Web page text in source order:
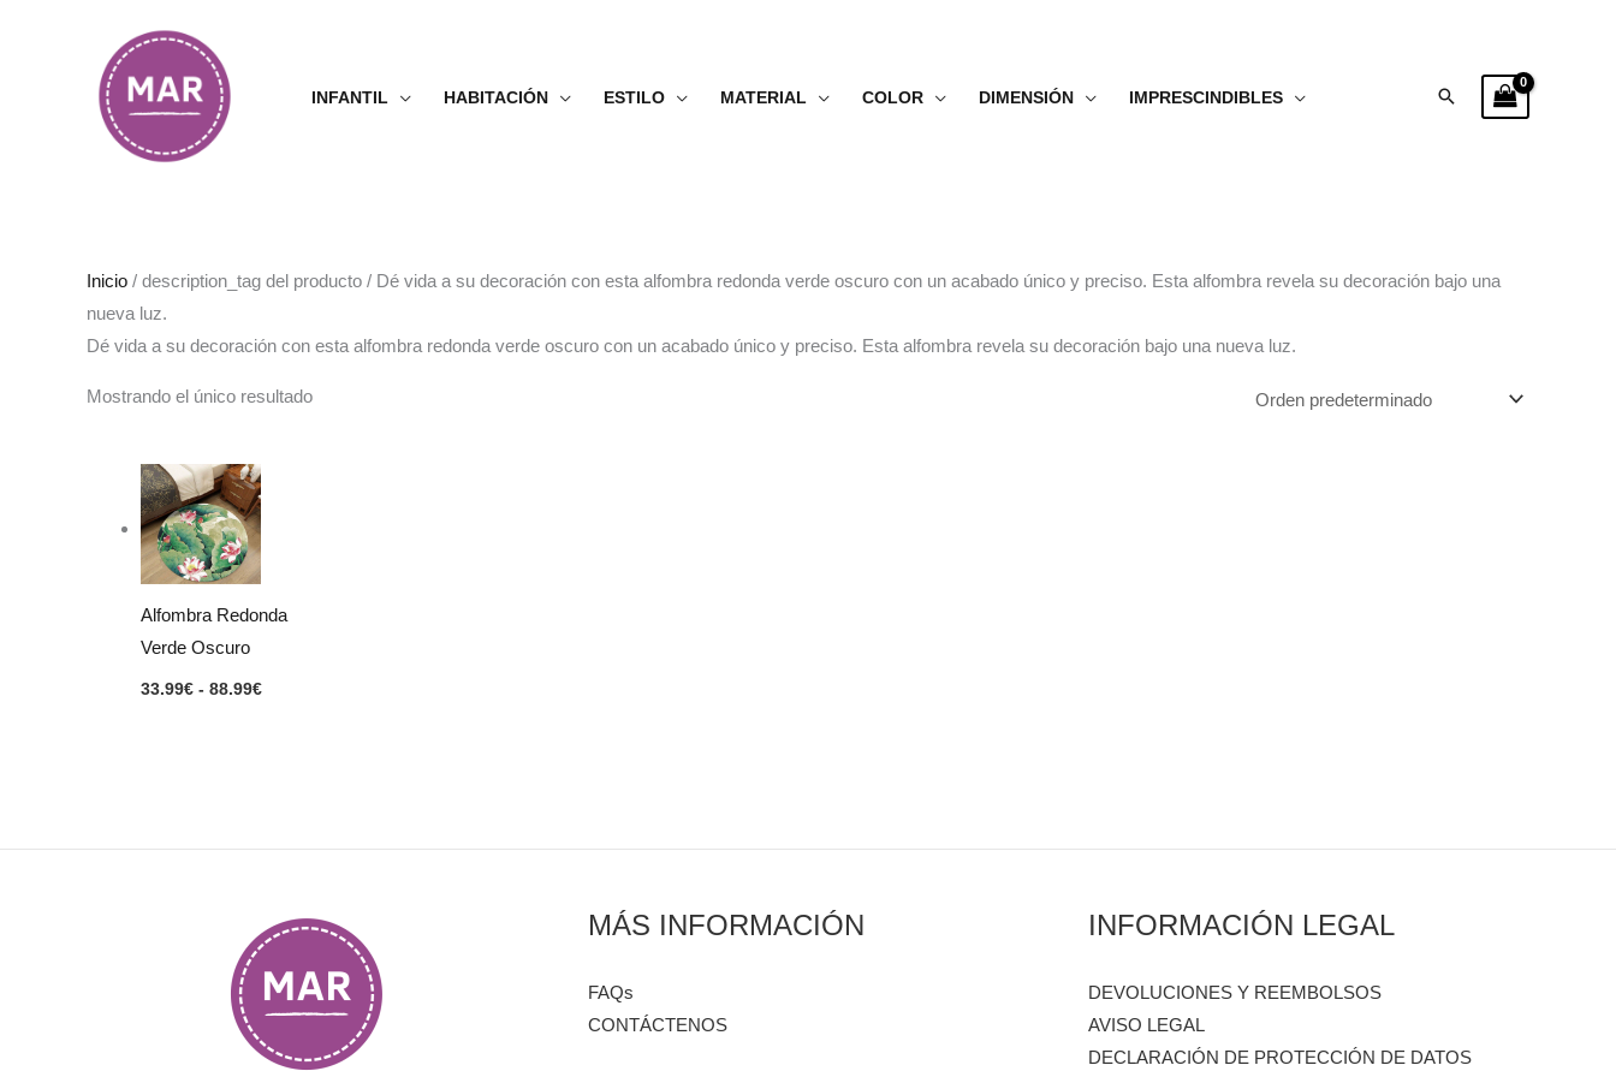
INFANTIL HABITACIÓN ESTILO MATERIAL COLOR DIMENSIÓN IMPRESCINDIBLES Buscar
Inicio / description_tag del producto / Dé vida a su decoración con esta alfombra redonda verde oscuro con un acabado único y preciso. Esta alfombra revela su decoración bajo una
nueva luz.
Dé vida a su decoración con esta alfombra redonda verde oscuro con un acabado único y preciso. Esta alfombra revela su decoración bajo una nueva luz.
Mostrando el único resultado
Alfombra Redonda
Verde Oscuro
33.99€ - 88.99€
MÁS INFORMACIÓN
FAQs
CONTÁCTENOS
INFORMACIÓN LEGAL
DEVOLUCIONES Y REEMBOLSOS
AVISO LEGAL
DECLARACIÓN DE PROTECCIÓN DE DATOS